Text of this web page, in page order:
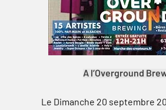
A l’Overground
Le Dimanche 20 septembre